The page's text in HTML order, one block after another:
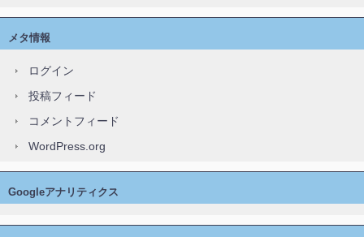
メタ情報
ログイン
投稿フィード
コメントフィード
WordPress.org
Googleアナリティクス